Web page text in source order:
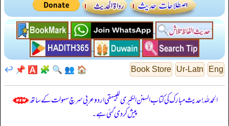
Eng
Ur-Latn
Book Store
🏠
👥
🔍
🧩
🅰️
📌
↩️
الحمدللہ! حدیث مبارک کی کتاب السنن الكبرى للبيهقي اردو عربی سرچ سہولت کے ساتھ
پیش کر دی گئی ہے۔